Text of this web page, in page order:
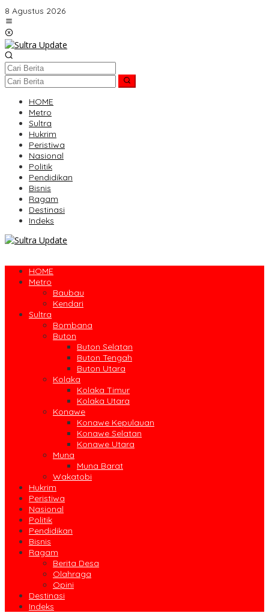
Lewati
ke
konten
8 Agustus 2026
HOME
Metro
Sultra
Hukrim
Peristiwa
Nasional
Politik
Pendidikan
Bisnis
Ragam
Destinasi
Indeks
HOME
Metro
Baubau
Kendari
Sultra
Bombana
Buton
Buton Selatan
Buton Tengah
Buton Utara
Kolaka
Kolaka Timur
Kolaka Utara
Konawe
Konawe Kepulauan
Konawe Selatan
Konawe Utara
Muna
Muna Barat
Wakatobi
Hukrim
Peristiwa
Nasional
Politik
Pendidikan
Bisnis
Ragam
Berita Desa
Olahraga
Opini
Destinasi
Indeks